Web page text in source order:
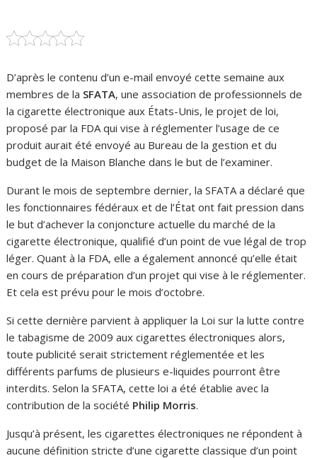
D’après le contenu d’un e-mail envoyé cette semaine aux
membres de la SFATA, une association de professionnels de
la cigarette électronique aux États-Unis, le projet de loi,
proposé par la FDA qui vise à réglementer l’usage de ce
produit aurait été envoyé au Bureau de la gestion et du
budget de la Maison Blanche dans le but de l’examiner.
Durant le mois de septembre dernier, la SFATA a déclaré que
les fonctionnaires fédéraux et de l’État ont fait pression dans
le but d’achever la conjoncture actuelle du marché de la
cigarette électronique, qualifié d’un point de vue légal de trop
léger. Quant à la FDA, elle a également annoncé qu’elle était
en cours de préparation d’un projet qui vise à le réglementer.
Et cela est prévu pour le mois d’octobre.
Si cette dernière parvient à appliquer la Loi sur la lutte contre
le tabagisme de 2009 aux cigarettes électroniques alors,
toute publicité serait strictement réglementée et les
différents parfums de plusieurs e-liquides pourront être
interdits. Selon la SFATA, cette loi a été établie avec la
contribution de la société Philip Morris.
Jusqu’à présent, les cigarettes électroniques ne répondent à
aucune définition stricte d’une cigarette classique d’un point